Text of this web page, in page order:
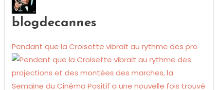
blogdecannes
Pendant que la Croisette vibrait au rythme des pro